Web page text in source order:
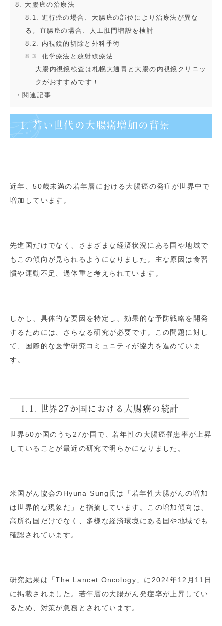
8. 大腸癌の治療法
8.1. 進行癌の場合、大腸癌の部位により治療法が異な
る。直腸癌の場合、人工肛門増設を検討
8.2. 内視鏡的切除と外科手術
8.3. 化学療法と放射線療法
大腸内視鏡検査は札幌大通胃と大腸の内視鏡クリニッ
クがおすすめです！
・関連記事
1. 若い世代の大腸癌増加の背景
近年、50歳未満の若年層における大腸癌の発症が世界中で
増加しています。
先進国だけでなく、さまざまな経済状況にある国や地域で
もこの傾向が見られるようになりました。主な原因は食習
慣や運動不足、過体重と考えられています。
しかし、具体的な要因を特定し、効果的な予防戦略を開発
するためには、さらなる研究が必要です。この問題に対し
て、国際的な医学研究コミュニティが協力を進めていま
す。
1.1. 世界27か国における大腸癌の統計
世界50か国のうち27か国で、若年性の大腸癌罹患率が上昇
していることが最近の研究で明らかになりました。
米国がん協会のHyuna Sung氏は「若年性大腸がんの増加
は世界的な現象だ」と指摘しています。この増加傾向は、
高所得国だけでなく、多様な経済環境にある国や地域でも
確認されています。
研究結果は「The Lancet Oncology」に2024年12月11日
に掲載されました。若年層の大腸がん発症率が上昇してい
るため、対策が急務とされています。